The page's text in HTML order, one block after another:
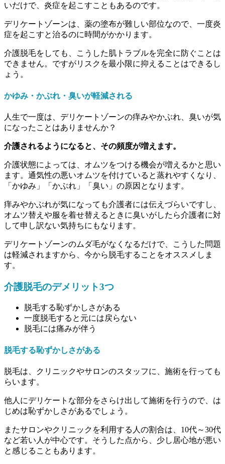
いだけで、炎症を起こすこともあるのです。
デリケートゾーンは、薬の塗布が難しい部位なので、一度炎
症を起こすと治るのに時間がかかります。
介護脱毛をしても、こうした肌トラブルを完全に防ぐことは
できません。ですがリスクを最小限に抑えることはできるし
ょう。
かゆみ・かぶれ・臭いが軽減される
人生で一度は、デリケートゾーンの痒みやかぶれ、臭いが気
になったことはありませんか？
介護されるようになると、その頻度が増えます。
介護状態によっては、オムツをつける機会が増えるかと思い
ます。通気性の悪いオムツを付けていると蒸れやすくなり、
「かゆみ」「かぶれ」「臭い」の原因となります。
痒みやかぶれが気になっても介護者には伝えづらいですし、
オムツ替えや服を着せ替えるときに臭いがしたら介護者に対
して申し訳ない気持ちにもなります。
デリケートゾーンのムダ毛がなくなるだけで、こうした問題
は軽減されますから、今から脱毛することをオススメしま
す。
介護脱毛のデメリット3つ
脱毛する恥ずかしさがある
一度脱毛すると元には戻らない
脱毛には痛みが伴う
脱毛する恥ずかしさがある
脱毛は、クリニックやサロンのスタッフに、施術を行っても
らいます。
他人にデリケートな部分をさらけ出して施術を行うので、は
じめは恥ずかしさがあるでしょう。
またサロンやクリニックを利用する人の割合は、10代～30代
など若い人が中心です。そうした点から、少し居心地が悪い
と感じることもあります。